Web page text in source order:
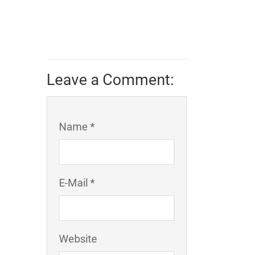
Leave a Comment:
Name *
E-Mail *
Website